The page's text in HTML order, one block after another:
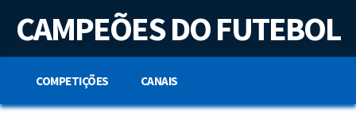
t
n
CAMPEÕES DO FUTEBOL
COMPETIÇÕES CANAIS